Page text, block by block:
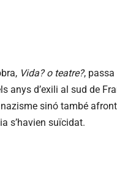
Vida? o teatre?,
anys d’exili al sud de
sinó també
s’havien suïcidat.